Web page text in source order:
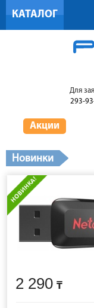
КАТАЛОГ
Для
293-
Акции
Новинки
2 290